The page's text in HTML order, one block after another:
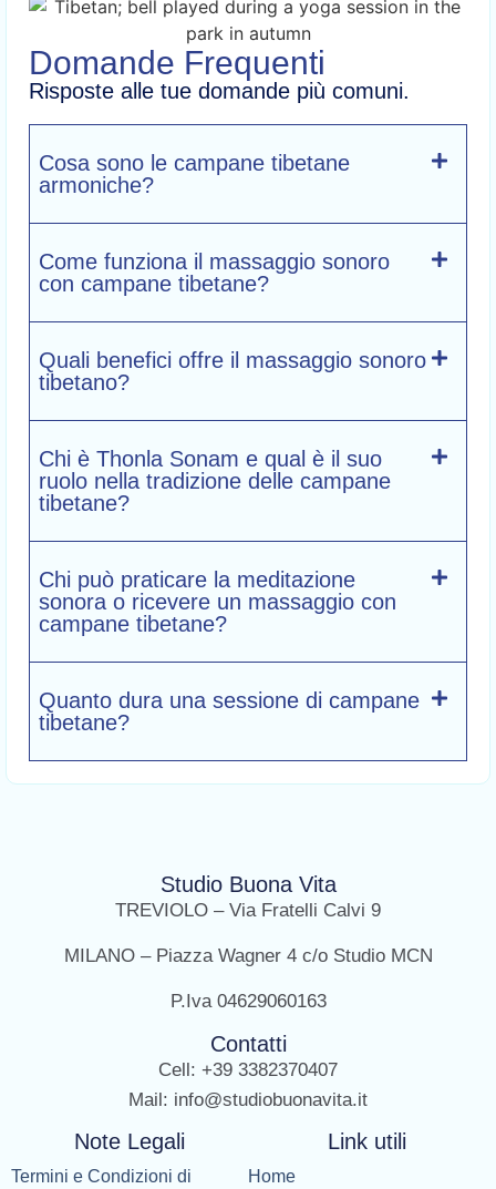
Domande Frequenti
Risposte alle tue domande più comuni.
Cosa sono le campane tibetane
armoniche?
Come funziona il massaggio sonoro
con campane tibetane?
Quali benefici offre il massaggio sonoro
tibetano?
Chi è Thonla Sonam e qual è il suo
ruolo nella tradizione delle campane
tibetane?
Chi può praticare la meditazione
sonora o ricevere un massaggio con
campane tibetane?
Quanto dura una sessione di campane
tibetane?
Studio Buona Vita
TREVIOLO – Via Fratelli Calvi 9
MILANO – Piazza Wagner 4 c/o Studio MCN
P.Iva 04629060163
Contatti
Cell: +39 3382370407
Mail: info@studiobuonavita.it
Note Legali
Termini e Condizioni di
Link utili
Home